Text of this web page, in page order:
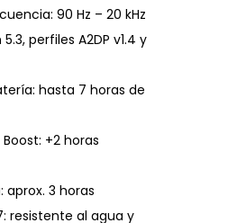
90 Hz – 20 kHz
perfiles A2DP v1.4 y
hasta 7 horas de
+2 horas
3 horas
resistente al agua y